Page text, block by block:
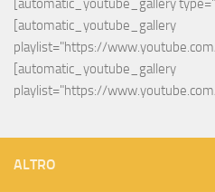
[automatic_youtube_gallery
[automatic_youtube_gallery
playlist="https://
[automatic_youtube_gallery
playlist="https://
ALTRO